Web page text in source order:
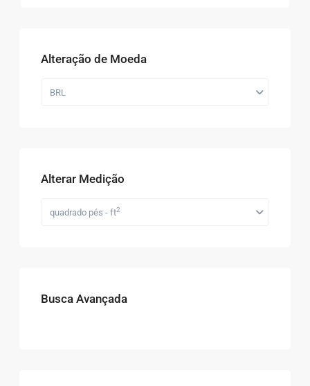
Alteração de Moeda
BRL
Alterar Medição
quadrado pés - ft2
Busca Avançada